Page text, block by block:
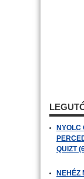
NYOLC
QUIZT
NEHÉZ